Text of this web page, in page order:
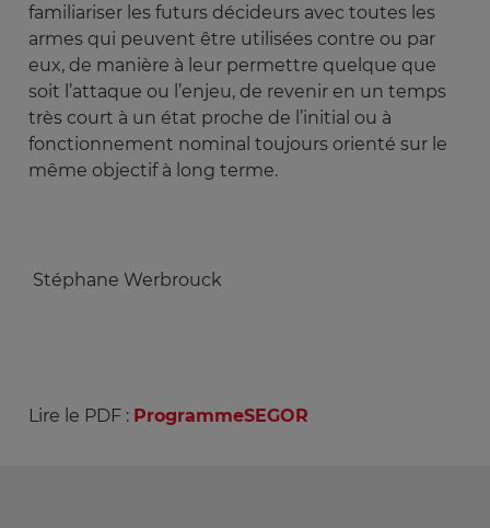
familiariser les futurs décideurs avec toutes les
armes qui peuvent être utilisées contre ou par
eux, de manière à leur permettre quelque que
soit l’attaque ou l’enjeu, de revenir en un temps
très court à un état proche de l’initial ou à
fonctionnement nominal toujours orienté sur le
même objectif à long terme.
Stéphane Werbrouck
Lire le PDF : ProgrammeSEGOR